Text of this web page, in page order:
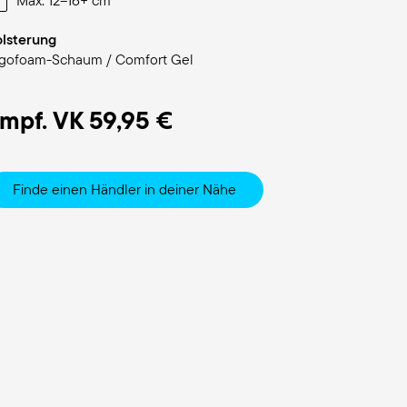
Schaum / Comfort Gel
VK59,95 €
Finde einen Händler in deiner Nähe